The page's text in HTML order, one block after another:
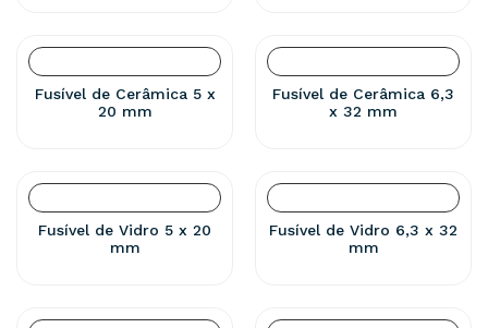
Fusível de Cerâmica 5 x
20 mm
Fusível de Cerâmica 6,3
x 32 mm
Fusível de Vidro 5 x 20
mm
Fusível de Vidro 6,3 x 32
mm